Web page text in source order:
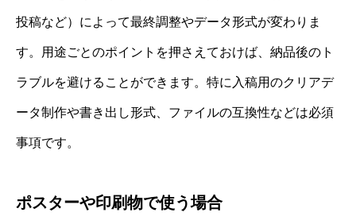
投稿など）によって最終調整やデータ形式が変わりま
す。用途ごとのポイントを押さえておけば、納品後のト
ラブルを避けることができます。特に入稿用のクリアデ
ータ制作や書き出し形式、ファイルの互換性などは必須
事項です。
ポスターや印刷物で使う場合